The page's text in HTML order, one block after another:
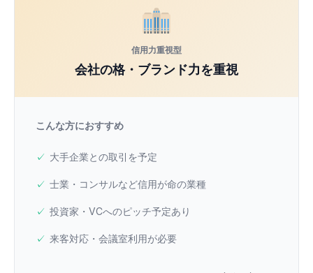
信用力重視型
会社の格・ブランド力を重視
こんな方におすすめ
大手企業との取引を予定
士業・コンサルなど信用が命の業種
投資家・VCへのピッチ予定あり
来客対応・会議室利用が必要